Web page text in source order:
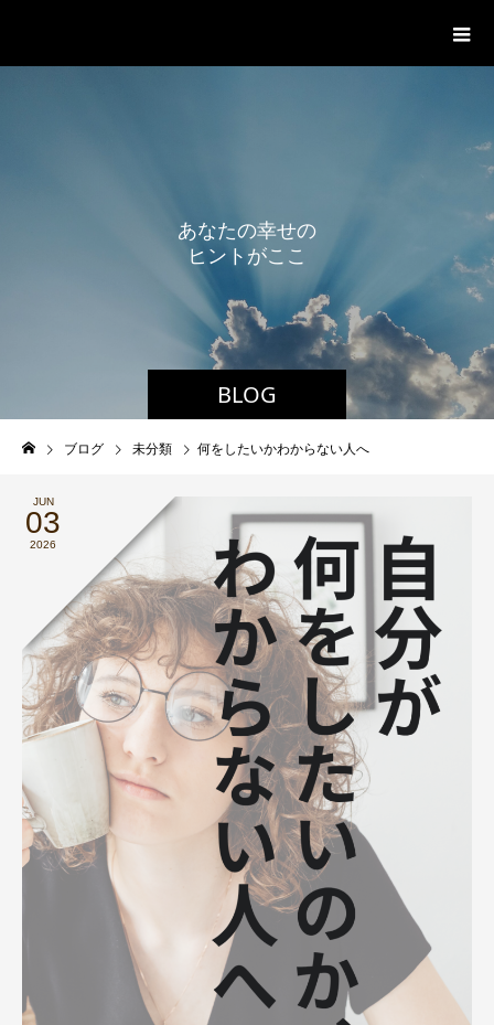
内なる愛を育て、人生を開花する
BLOG
あなたの幸せの
ヒントがここに
ブログ 未分類 何をしたいかわからない人へ
JUN
03
2026